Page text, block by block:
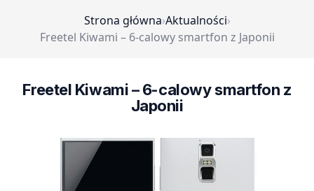
Strona główna›Aktualności›
Freetel Kiwami – 6-calowy smartfon z Japonii
Freetel Kiwami – 6-calowy smartfon z
Japonii